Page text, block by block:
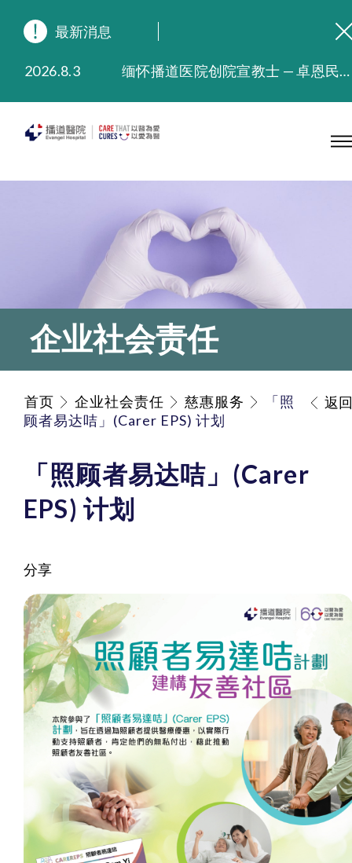
最新消息
2026.8.3
缅怀播道医院创院宣教士 — 卓恩民医生香港追思会
2025.9.23
本院在暴雨或台风警告信号 (包括黑色暴雨及8号或以上热带气旋警告信号) 下，仍会维持有限度服务。如有查询，可致电2711 5222。
2025.7.21
播道医院手机App已推出查阅病歷记录及求诊资料功能，请即下载
企业社会责任
首页 企业社会责任 慈惠服务
「照
顾者易达咭」(Carer EPS) 计划
返回
「照顾者易达咭」(Carer
EPS) 计划
分享